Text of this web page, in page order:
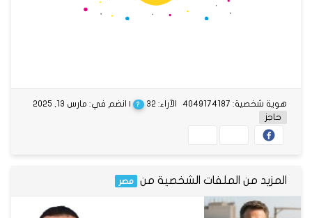
الآراء: 32 ? | انضم في: مارس 13, 2025
هوية شخصية: 4049174187
حاجز
المزيد من الملفات الشخصية من مصر